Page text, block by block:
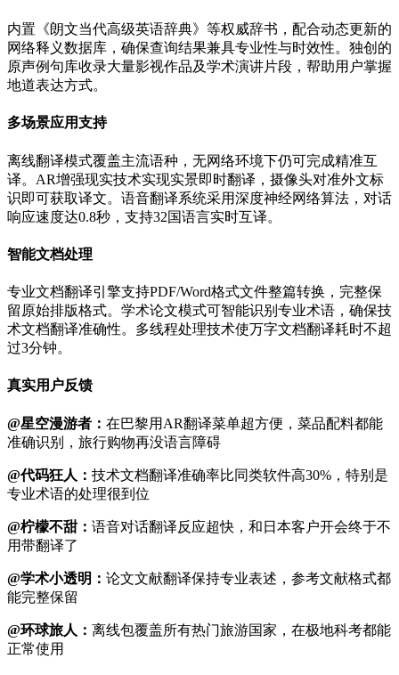
内置《朗文当代高级英语辞典》等权威辞书，配合动态更新的
网络释义数据库，确保查询结果兼具专业性与时效性。独创的
原声例句库收录大量影视作品及学术演讲片段，帮助用户掌握
地道表达方式。
多场景应用支持
离线翻译模式覆盖主流语种，无网络环境下仍可完成精准互
译。AR增强现实技术实现实景即时翻译，摄像头对准外文标
识即可获取译文。语音翻译系统采用深度神经网络算法，对话
响应速度达0.8秒，支持32国语言实时互译。
智能文档处理
专业文档翻译引擎支持PDF/Word格式文件整篇转换，完整保
留原始排版格式。学术论文模式可智能识别专业术语，确保技
术文档翻译准确性。多线程处理技术使万字文档翻译耗时不超
过3分钟。
真实用户反馈
@星空漫游者： 在巴黎用AR翻译菜单超方便，菜品配料都能
准确识别，旅行购物再没语言障碍
@代码狂人： 技术文档翻译准确率比同类软件高30%，特别是
专业术语的处理很到位
@柠檬不甜： 语音对话翻译反应超快，和日本客户开会终于不
用带翻译了
@学术小透明： 论文文献翻译保持专业表述，参考文献格式都
能完整保留
@环球旅人： 离线包覆盖所有热门旅游国家，在极地科考都能
正常使用